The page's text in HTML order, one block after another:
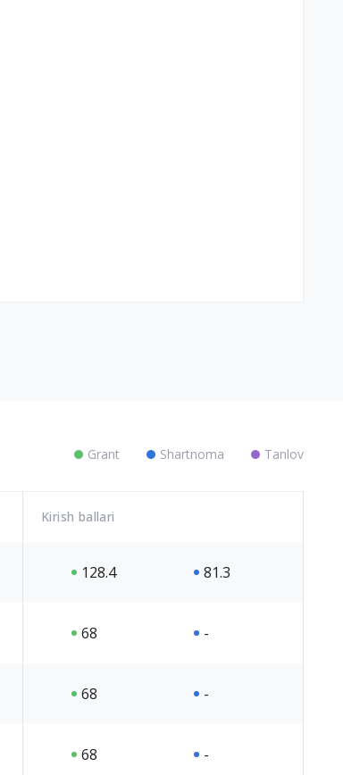
Grant Shartnoma Tanlov
Kirish ballari
128.4 81.3
68 -
68 -
68 -